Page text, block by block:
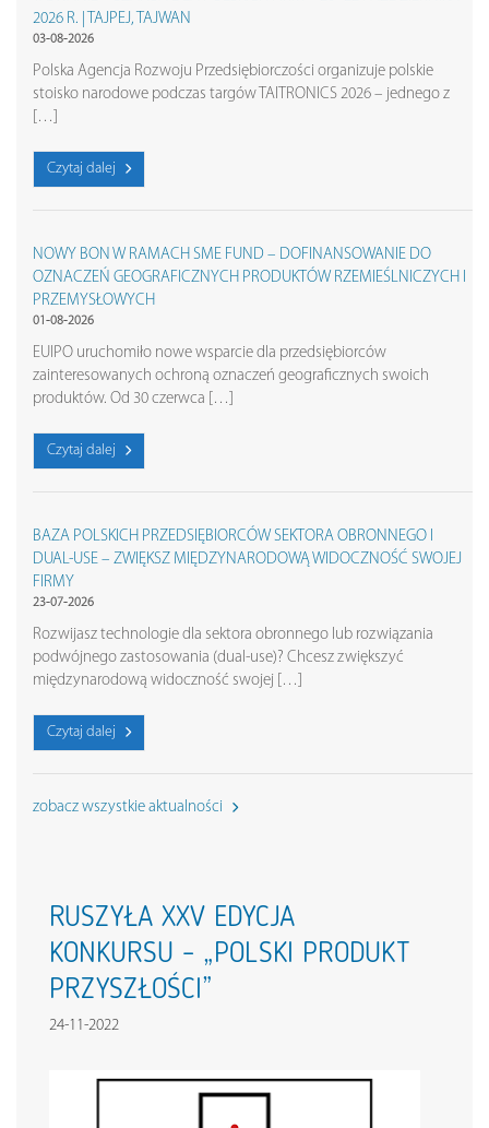
2026 R. | TAJPEJ, TAJWAN
03-08-2026
Polska Agencja Rozwoju Przedsiębiorczości organizuje polskie
stoisko narodowe podczas targów TAITRONICS 2026 – jednego z
[…]
Czytaj dalej
NOWY BON W RAMACH SME FUND – DOFINANSOWANIE DO
OZNACZEŃ GEOGRAFICZNYCH PRODUKTÓW RZEMIEŚLNICZYCH I
PRZEMYSŁOWYCH
01-08-2026
EUIPO uruchomiło nowe wsparcie dla przedsiębiorców
zainteresowanych ochroną oznaczeń geograficznych swoich
produktów. Od 30 czerwca […]
Czytaj dalej
BAZA POLSKICH PRZEDSIĘBIORCÓW SEKTORA OBRONNEGO I
DUAL-USE – ZWIĘKSZ MIĘDZYNARODOWĄ WIDOCZNOŚĆ SWOJEJ
FIRMY
23-07-2026
Rozwijasz technologie dla sektora obronnego lub rozwiązania
podwójnego zastosowania (dual-use)? Chcesz zwiększyć
międzynarodową widoczność swojej […]
Czytaj dalej
zobacz wszystkie aktualności
RUSZYŁA XXV EDYCJA
KONKURSU – „POLSKI PRODUKT
PRZYSZŁOŚCI”
24-11-2022